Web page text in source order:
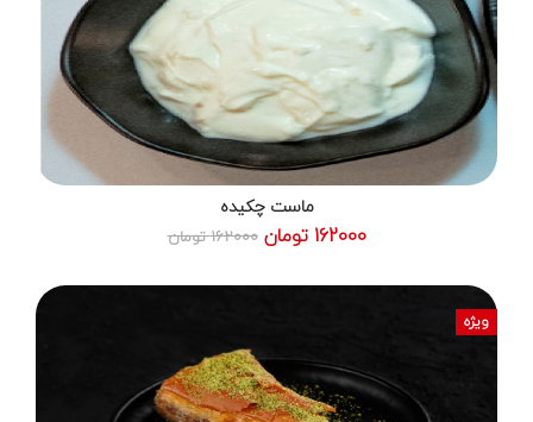
ماست چکیده
162000 تومان 162000 تومان
ویژه